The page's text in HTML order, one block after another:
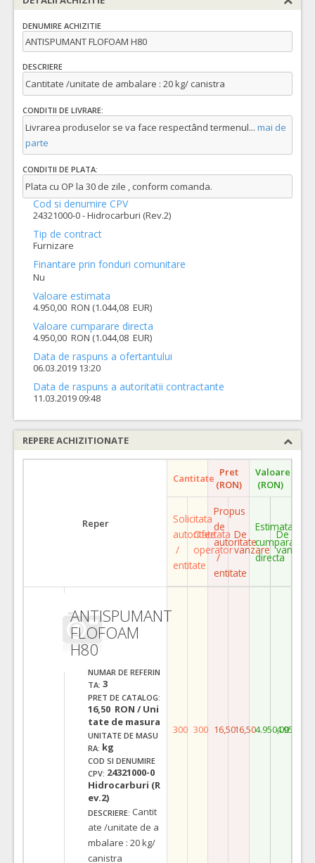
DENUMIRE ACHIZITIE
ANTISPUMANT FLOFOAM H80
DESCRIERE
Cantitate /unitate de ambalare : 20 kg/ canistra
CONDITII DE LIVRARE:
Livrarea produselor se va face respectând termenul... mai de
parte
CONDITII DE PLATA:
Plata cu OP la 30 de zile , conform comanda.
Cod si denumire CPV
24321000-0 - Hidrocarburi (Rev.2)
Tip de contract
Furnizare
Finantare prin fonduri comunitare
Nu
Valoare estimata
4.950,00 RON (1.044,08 EUR)
Valoare cumparare directa
4.950,00 RON (1.044,08 EUR)
Data de raspuns a ofertantului
06.03.2019 13:20
Data de raspuns a autoritatii contractante
11.03.2019 09:48
REPERE ACHIZITIONATE
Reper
Cantitate Pret
(RON)
Valoare
(RON)
Solicitata
autoritate
/
entitate
Ofertata
operator
Propus
de
autoritate
/
entitate
De
vanzare
Estimata
cumparare
directa
De
vanzare
ANTISPUMANT
FLOFOAM
H80
NUMAR DE REFERIN
TA: 3
PRET DE CATALOG:
16,50 RON / Uni
tate de masura
UNITATE DE MASU
RA: kg
COD SI DENUMIRE
CPV: 24321000-0
Hidrocarburi (R
ev.2)
DESCRIERE: Cantit
ate /unitate de a
mbalare : 20 kg/
canistra
300 300 16,5016,504.950,004.950,00